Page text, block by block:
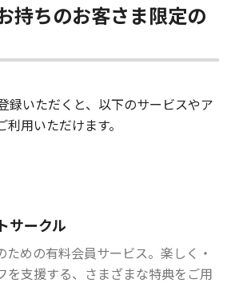
持ちのお客さま限定の
録いただくと、以下のサービスやア
用いただけます。
サークル
ための有料会員サービス。楽しく・
を支援する、さまざまな特典をご用